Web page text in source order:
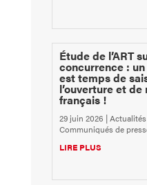
Étude de l’ART
concurrence :
est temps de
l’ouverture et
français !
29 juin 2026 |
Communiqués de
LIRE PLUS